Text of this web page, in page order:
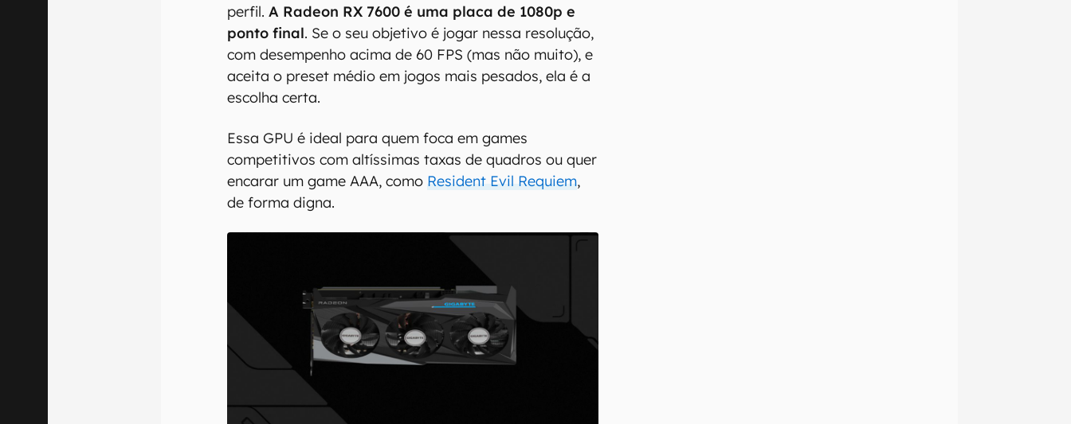
perfil.A Radeon RX 7600 é uma placa de 1080p e
ponto final. Se o seu objetivo é jogar nessa resolução,
com desempenho acima de 60 FPS (mas não muito), e
aceita o preset médio em jogos mais pesados, ela é a
escolha certa.
Essa GPU é ideal para quem foca em games
competitivos com altíssimas taxas de quadros ou quer
encarar um game AAA, como Resident Evil Requiem,
de forma digna.